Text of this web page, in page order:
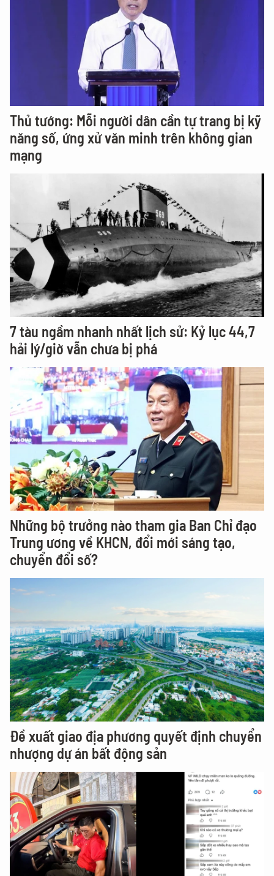
Thủ tướng: Mỗi người dân cần tự trang bị kỹ
năng số, ứng xử văn minh trên không gian
mạng
7 tàu ngầm nhanh nhất lịch sử: Kỷ lục 44,7
hải lý/giờ vẫn chưa bị phá
Những bộ trưởng nào tham gia Ban Chỉ đạo
Trung ương về KHCN, đổi mới sáng tạo,
chuyển đổi số?
Đề xuất giao địa phương quyết định chuyển
nhượng dự án bất động sản